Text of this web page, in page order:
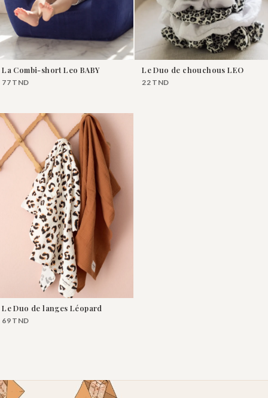
La Combi-short Leo BABY
77 TND
Le Duo de chouchous LEO
22 TND
Le Duo de langes Léopard
69 TND